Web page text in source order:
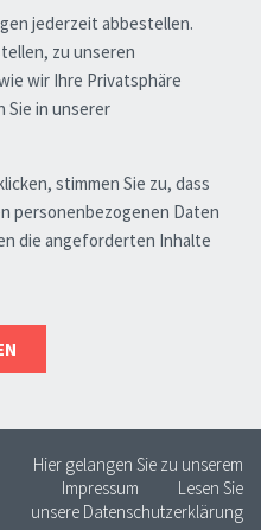
Hier gelangen Sie zu unserem
Impressum
Lesen Sie
unsere Datenschutzerklärung